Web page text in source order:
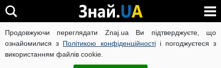
Продовжуючи переглядати Znaj.ua Ви підтверджуєте, що
ознайомилися з Політикою конфіденційностіі погоджуєтеся з
використанням файлів cookie.
ВІЙНА РОСІЇ ПРОТИ УКРАЇНИ КОРОНАВІРУС В УКРАЇНІ
ЧИТАТЬ НА РУССКОМ